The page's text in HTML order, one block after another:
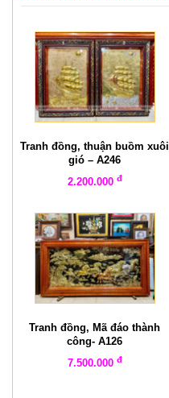
Tranh đồng, thuận buồm xuôi
gió – A246
2.200.000 đ
Tranh đồng, Mã đáo thành
công- A126
7.500.000 đ